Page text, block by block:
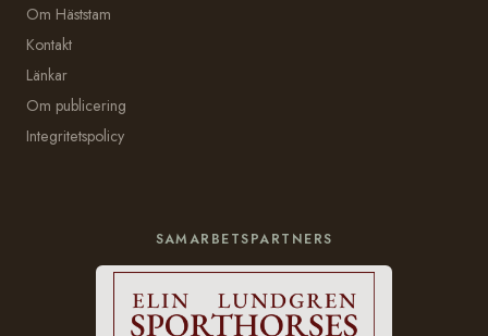
Om Häststam
Kontakt
Länkar
Om publicering
Integritetspolicy
SAMARBETSPARTNERS